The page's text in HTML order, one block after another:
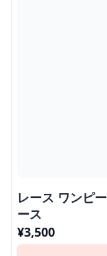
レース ワンピ
ース
¥3,500